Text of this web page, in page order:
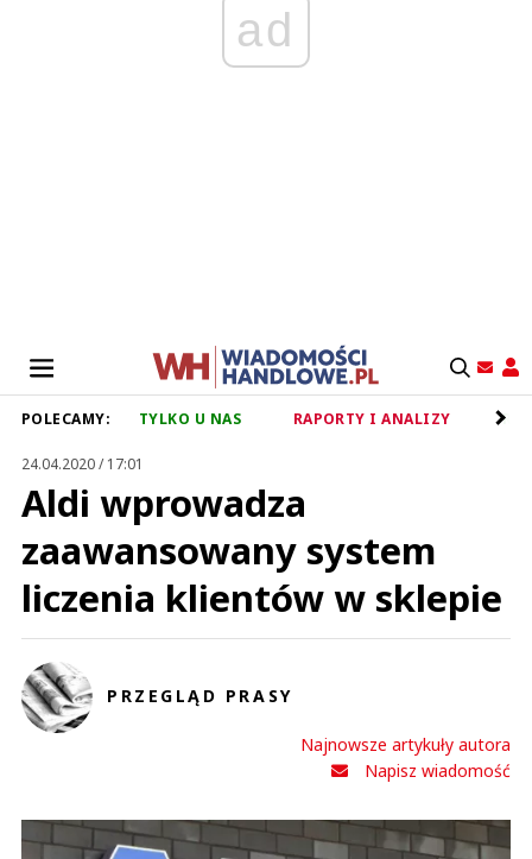
ad
POLECAMY: TYLKO U NAS RAPORTY I ANALIZY
24.04.2020 / 17:01
Aldi wprowadza
zaawansowany system
liczenia klientów w sklepie
PRZEGLĄD PRASY
Najnowsze artykuły autora
Napisz wiadomość